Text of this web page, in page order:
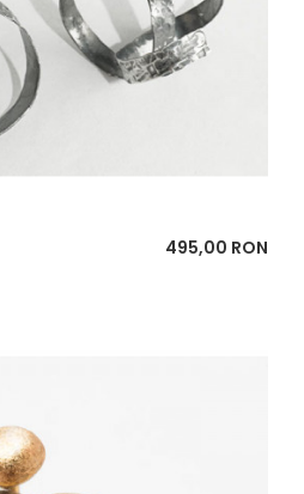
Pret
495,00 RON